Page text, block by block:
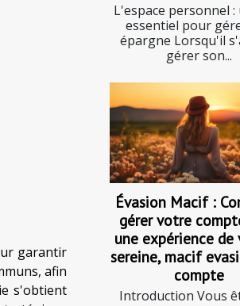
garantir
afin
s'obtient
L'espace personnel
essentiel pour
épargne Lorsqu'il
gérer son...
Évasion Macif :
gérer votre
une expérience de
sereine, macif
compte
Introduction Vous